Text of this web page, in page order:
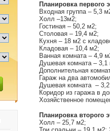
Планировка первого
Входная группа – 5,3
Холл –13м2;
Гостиная – 50,2 м2;
Столовая – 19,4 м2;
Кухня – 18 м2 с
Кладовая – 10,4 м2;
Ванная комната – 4,9
Душевая комната – 3,1
Дополнительная
Гараж на два
Душевая комната –
Коридор из гаража в
Хозяйственное
Планировка второго
Холл – 25,7 м2;